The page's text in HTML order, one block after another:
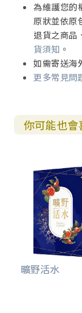
為維護您的
原狀並依原
退貨之商品
貨須知 。
如需寄送海
更多常見問
你可能也會
曠野活水